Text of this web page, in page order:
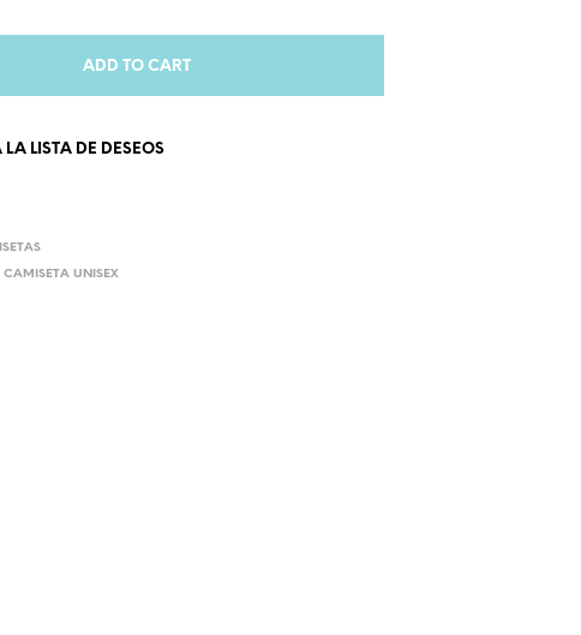
ADD TO CART
LISTA DE DESEOS
CAMISETA UNISEX